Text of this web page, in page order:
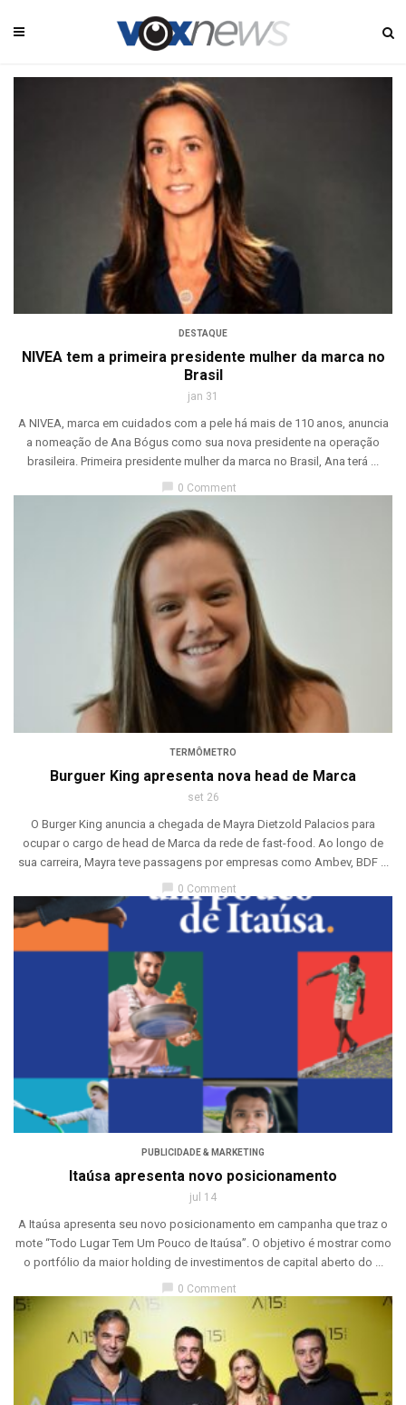
DESTAQUE
NIVEA tem a primeira presidente mulher da marca no
Brasil
jan 31
A NIVEA, marca em cuidados com a pele há mais de 110 anos, anuncia
a nomeação de Ana Bógus como sua nova presidente na operação
brasileira. Primeira presidente mulher da marca no Brasil, Ana terá ...
chat_bubble 0 Comment
TERMÔMETRO
Burguer King apresenta nova head de Marca
set 26
O Burger King anuncia a chegada de Mayra Dietzold Palacios para
ocupar o cargo de head de Marca da rede de fast-food. Ao longo de
sua carreira, Mayra teve passagens por empresas como Ambev, BDF ...
0 Comment
PUBLICIDADE & MARKETING
Itaúsa apresenta novo posicionamento
jul 14
A Itaúsa apresenta seu novo posicionamento em campanha que traz o
mote “Todo Lugar Tem Um Pouco de Itaúsa”. O objetivo é mostrar como
o portfólio da maior holding de investimentos de capital aberto do ...
0 Comment